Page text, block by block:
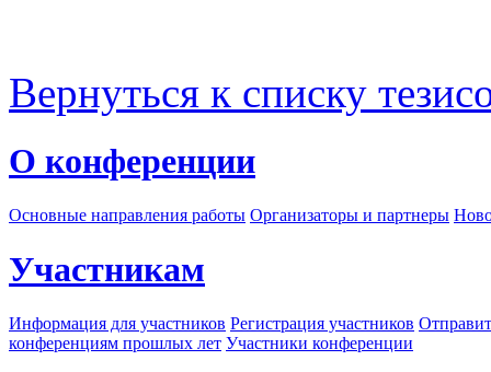
Вернуться к списку
О конференции
Основные направления работы Организаторы и партнеры
Участникам
Информация для участников Регистрация участников
конференциям прошлых лет Участники конференции